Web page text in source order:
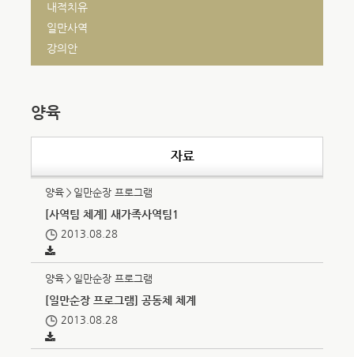
내적치유
일만사역
강의안
양육
자료
양육＞일만순장 프로그램
[사역팀 체계] 새가족사역팀1
2013.08.28
양육＞일만순장 프로그램
[일만순장 프로그램] 공동체 체계
2013.08.28